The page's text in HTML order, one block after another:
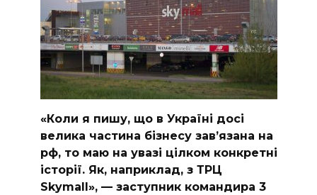
«Коли я пишу, що в Україні досі
велика частина бізнесу завʼязана на
рф, то маю на увазі цілком конкретні
історії. Як, наприклад, з ТРЦ
Skymall», — заступник командира 3